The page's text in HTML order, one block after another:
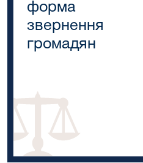
форма
звернення
громадян